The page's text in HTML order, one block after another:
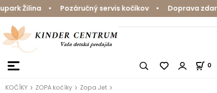
Žilina • Pozáručný servis kočíkov • Doprava
0
KOČÍKY ZOPA kočíky Zopa Jet